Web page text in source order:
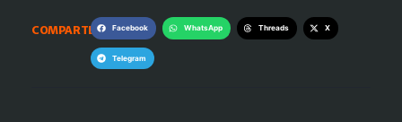
COMPARTE: Facebook WhatsApp Threads X
Telegram